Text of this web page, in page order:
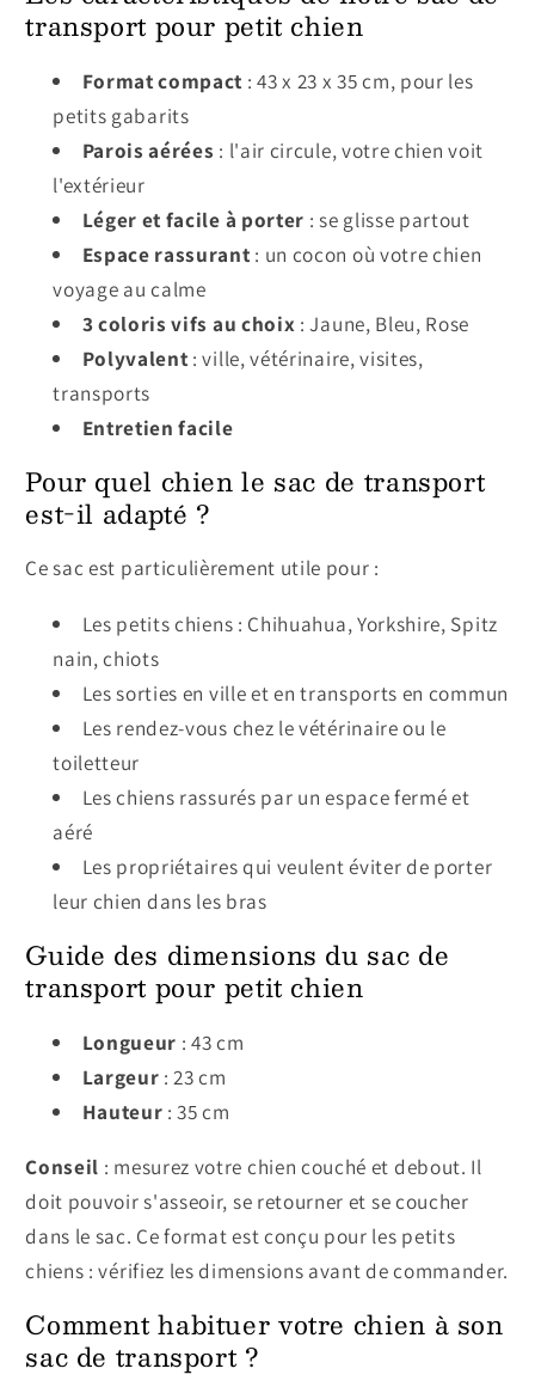
transport pour petit chien
Format compact : 43 x 23 x 35 cm, pour les
petits gabarits
Parois aérées : l'air circule, votre chien voit
l'extérieur
Léger et facile à porter : se glisse partout
Espace rassurant : un cocon où votre chien
voyage au calme
3 coloris vifs au choix : Jaune, Bleu, Rose
Polyvalent : ville, vétérinaire, visites,
transports
Entretien facile
Pour quel chien le sac de transport
est-il adapté ?
Ce sac est particulièrement utile pour :
Les petits chiens : Chihuahua, Yorkshire, Spitz
nain, chiots
Les sorties en ville et en transports en commun
Les rendez-vous chez le vétérinaire ou le
toiletteur
Les chiens rassurés par un espace fermé et
aéré
Les propriétaires qui veulent éviter de porter
leur chien dans les bras
Guide des dimensions du sac de
transport pour petit chien
Longueur : 43 cm
Largeur : 23 cm
Hauteur : 35 cm
Conseil : mesurez votre chien couché et debout. Il
doit pouvoir s'asseoir, se retourner et se coucher
dans le sac. Ce format est conçu pour les petits
chiens : vérifiez les dimensions avant de commander.
Comment habituer votre chien à son
sac de transport ?